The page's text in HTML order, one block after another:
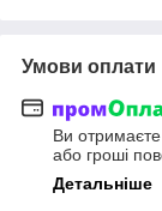
Умови оплати
Ви
або гроші
Детальніше